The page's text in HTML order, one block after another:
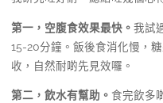
第一，空腹食效果最快。 我試
15-20分鐘。飯後食消化慢，
收，自然耐啲先見效囉。
第二，飲水有幫助。 食完飲多